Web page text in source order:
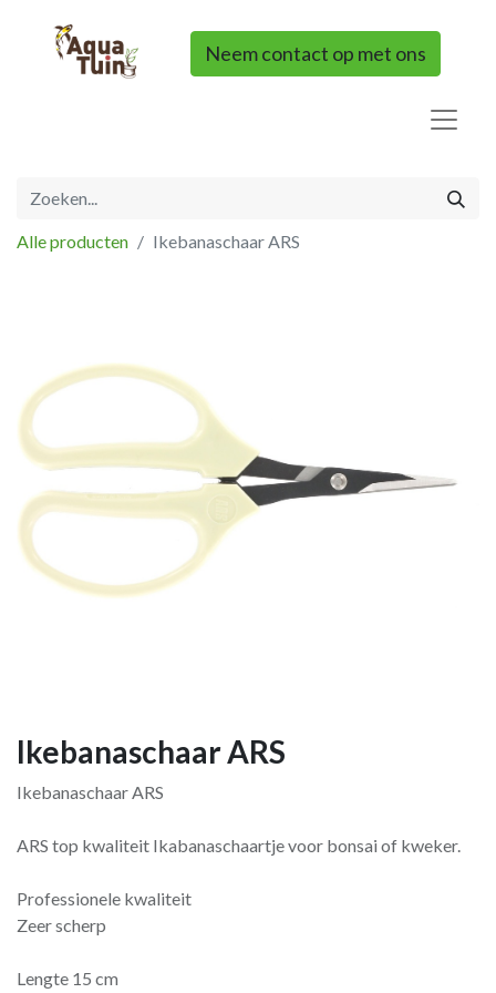
Neem contact op met ons
Alle producten Ikebanaschaar ARS
Ikebanaschaar ARS
Ikebanaschaar ARS
ARS top kwaliteit Ikabanaschaartje voor bonsai of kweker.
Professionele kwaliteit
Zeer scherp
Lengte 15 cm